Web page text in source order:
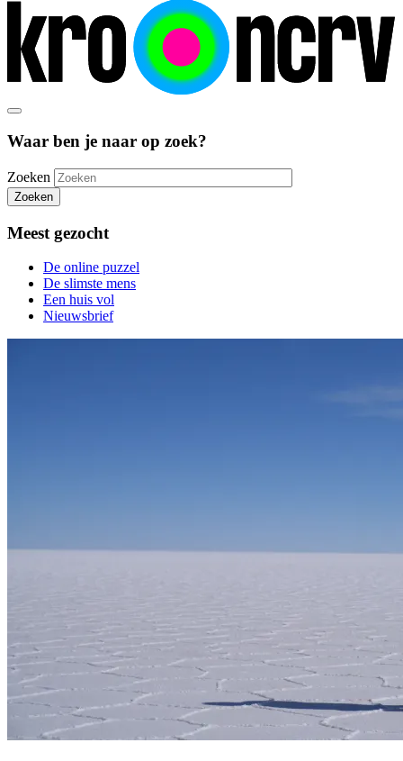
Waar ben je naar op zoek?
Zoeken
Zoeken
Meest gezocht
De online puzzel
De slimste mens
Een huis vol
Nieuwsbrief